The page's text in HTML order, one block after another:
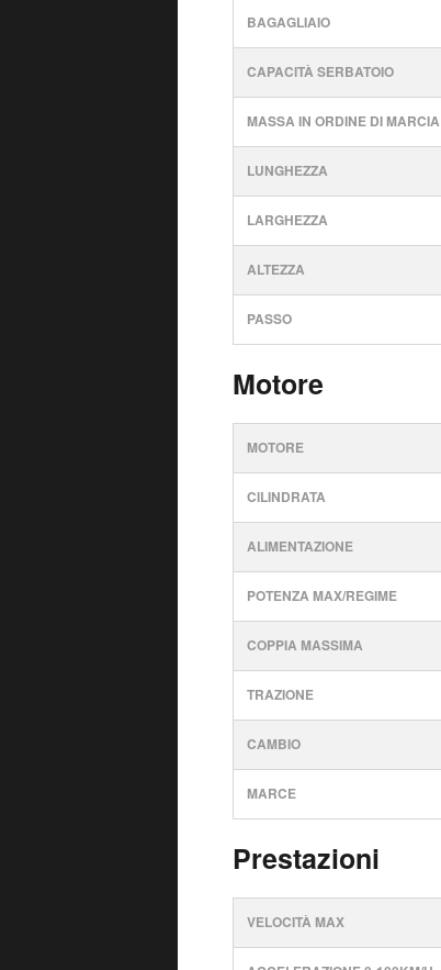
BAGAGLIAIO
CAPACITÀ SERBATOIO
MASSA IN ORDINE DI MARCIA
LUNGHEZZA
LARGHEZZA
ALTEZZA
PASSO
Motore
MOTORE
CILINDRATA
ALIMENTAZIONE
POTENZA MAX/REGIME
COPPIA MASSIMA
TRAZIONE
CAMBIO
MARCE
Prestazioni
VELOCITÀ MAX